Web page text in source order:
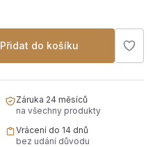
Přidat do košíku
Záruka 24 měsíců
na všechny produkty
Vrácení do 14 dnů
bez udání důvodu